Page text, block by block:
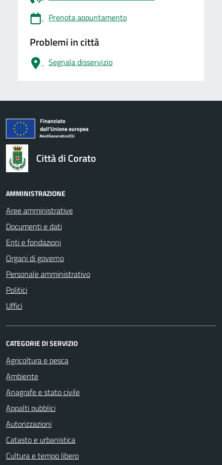
Prenota appuntamento
Problemi in città
Segnala disservizio
logo Unione Europea
Città di Corato
AMMINISTRAZIONE
Aree amministrative
Documenti e dati
Enti e fondazioni
Organi di governo
Personale amministrativo
Politici
Uffici
CATEGORIE DI SERVIZIO
Agricoltura e pesca
Ambiente
Anagrafe e stato civile
Appalti pubblici
Autorizzazioni
Catasto e urbanistica
Cultura e tempo libero